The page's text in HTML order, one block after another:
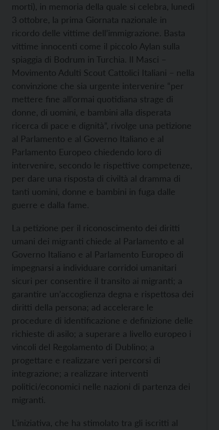
morti), in memoria della quale si celebra, lunedì
3 ottobre, la prima Giornata nazionale in
ricordo delle vittime dell’immigrazione. Basta
vittime innocenti come il piccolo Aylan sulla
spiaggia di Bodrum in Turchia. Il Masci –
Movimento Adulti Scout Cattolici Italiani – nella
convinzione che sia urgente intervenire “per
mettere fine all’ormai quotidiana strage di
donne, di uomini, e bambini alla disperata
ricerca di pace e dignità”, rivolge una petizione
al Parlamento e al Governo Italiano e al
Parlamento Europeo chiedendo loro di
intervenire, secondo le rispettive competenze,
per dare una risposta di civiltà al dramma di
tanti uomini, donne e bambini in fuga dalle
guerre e dalla fame.
La petizione per il riconoscimento dei diritti
umani dei migranti chiede al Parlamento e al
Governo Italiano e al Parlamento Europeo di
impegnarsi a individuare corridoi umanitari
sicuri per consentire il transito ai migranti; a
garantire un’accoglienza degna e rispettosa dei
diritti della persona; ad accelerare le
procedure di identificazione e definizione delle
richieste di asilo; a superare a livello europeo i
vincoli del Regolamento di Dublino; a
progettare e realizzare veri percorsi di
integrazione; a realizzare interventi
politici/economici nelle nazioni di partenza dei
migranti.
L’iniziativa, che ha stimolato tra gli iscritti al